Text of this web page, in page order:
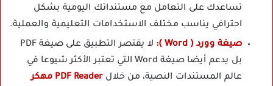
تساعدك على التعامل مع مستنداتك اليومية بشكل
احترافي يناسب مختلف الاستخدامات التعليمية والعملية.
صيغة وورد ( Word ):
لا يقتصر التطبيق على صيغة PDF
بل يدعم أيضا صيغة Word التي تعتبر الأكثر شيوعا في
عالم المستندات النصية، من خلال